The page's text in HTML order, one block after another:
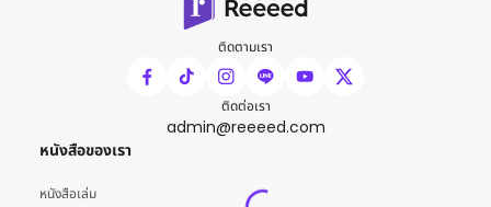
ติดตามเรา
ติดต่อเรา
admin@reeeed.com
หนังสือของเรา
หนังสือเล่ม